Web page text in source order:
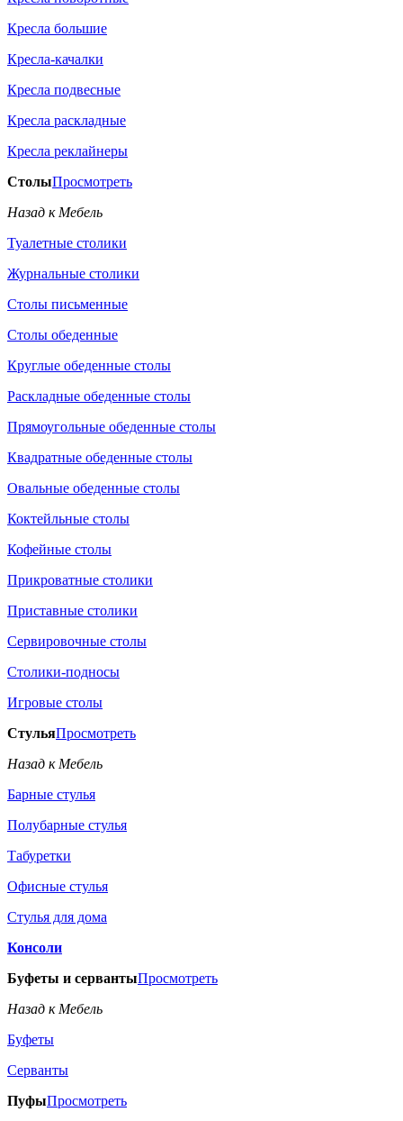
Кресла большие
Кресла-качалки
Кресла подвесные
Кресла раскладные
Кресла реклайнеры
СтолыПросмотреть
Назад к Мебель
Туалетные столики
Журнальные столики
Столы письменные
Столы обеденные
Круглые обеденные столы
Раскладные обеденные столы
Прямоугольные обеденные столы
Квадратные обеденные столы
Овальные обеденные столы
Коктейльные столы
Кофейные столы
Прикроватные столики
Приставные столики
Сервировочные столы
Столики-подносы
Игровые столы
СтульяПросмотреть
Назад к Мебель
Барные стулья
Полубарные стулья
Табуретки
Офисные стулья
Стулья для дома
Консоли
Буфеты и сервантыПросмотреть
Назад к Мебель
Буфеты
Серванты
ПуфыПросмотреть